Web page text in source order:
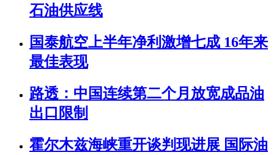
石油供应线
国泰航空上半年净利激增七成 16年来
最佳表现
路透：中国连续第二个月放宽成品油
出口限制
霍尔木兹海峡重开谈判现进展 国际油